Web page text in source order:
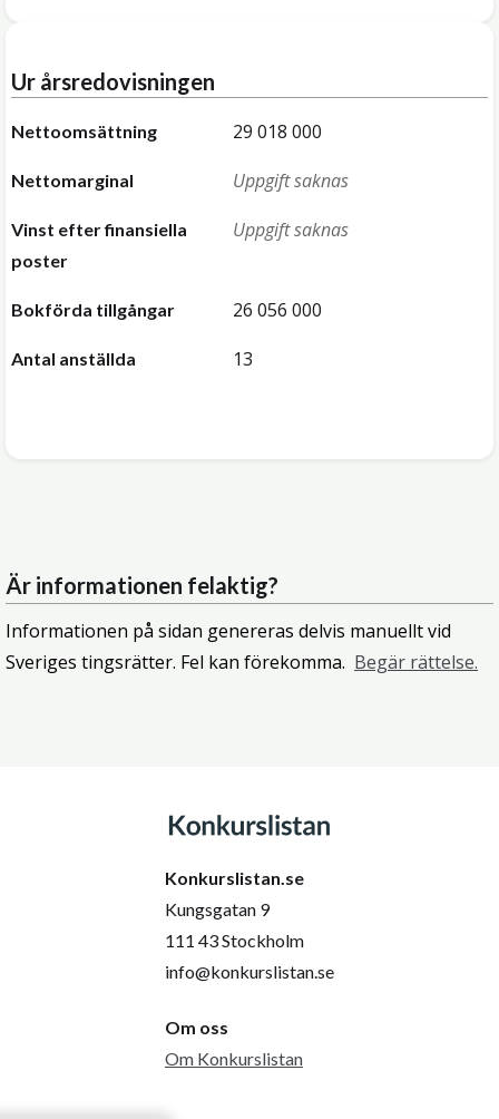
Ur årsredovisningen
Nettoomsättning 29 018 000
Nettomarginal Uppgift saknas
Vinst efter finansiella
poster
Uppgift saknas
Bokförda tillgångar 26 056 000
Antal anställda 13
Är informationen felaktig?
Informationen på sidan genereras delvis manuellt vid
Sveriges tingsrätter. Fel kan förekomma. Begär rättelse.
Konkurslistan.se
Kungsgatan 9
111 43 Stockholm
info@konkurslistan.se
Om oss
Om Konkurslistan